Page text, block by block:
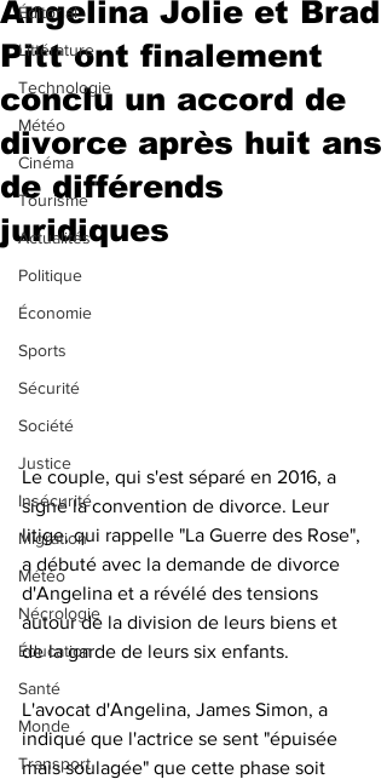
Éditorial
Littérature
Technologie
Météo
Cinéma
Tourisme
Actualités
Politique
Économie
Sports
Sécurité
Société
Justice
Insécurité
Migration
Météo
Nécrologie
Éducation
Santé
Monde
Transport
Angelina Jolie et Brad
Pitt ont finalement
conclu un accord de
divorce après huit ans
de différends
juridiques
Le couple, qui s'est séparé en 2016, a
signé la convention de divorce. Leur
litige, qui rappelle "La Guerre des Rose",
a débuté avec la demande de divorce
d'Angelina et a révélé des tensions
autour de la division de leurs biens et
de la garde de leurs six enfants.
L'avocat d'Angelina, James Simon, a
indiqué que l'actrice se sent "épuisée
mais soulagée" que cette phase soit